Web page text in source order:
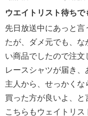
【メンテナンス（ケ
・長時間照射による
・単品洗い
・水や汗などによる
・摩擦による色落ち
・ネット使用
【原産国（地）】
・中国製
ウエイトリスト待ち
先日放送中にあっと
たが、ダメ元でも、
い商品でしたので注文
レースシャツが届き、
主人から、せっかく
買った方が良いよ、と
こちらもウェイトリス